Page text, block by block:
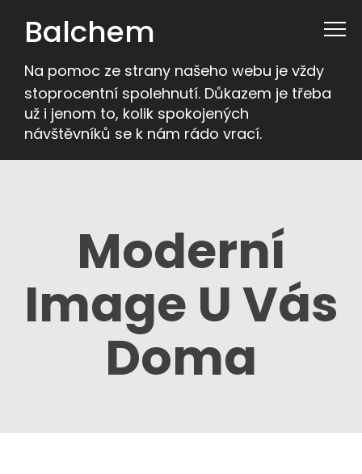
Balchem
Na pomoc ze strany našeho webu je vždy
stoprocentní spolehnutí. Důkazem je třeba
už i jenom to, kolik spokojených
návštěvníků se k nám rádo vrací.
Moderní
Image U Vás
Doma